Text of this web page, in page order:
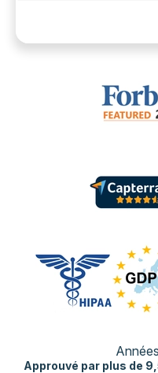
Approuvé par plus de